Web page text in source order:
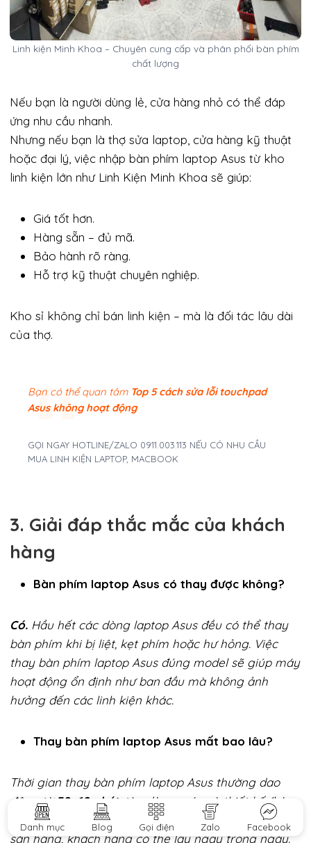
Linh kiện Minh Khoa – Chuyên cung cấp và phân phối bàn phím
chất lượng
Nếu bạn là người dùng lẻ, cửa hàng nhỏ có thể đáp
ứng nhu cầu nhanh.
Nhưng nếu bạn là thợ sửa laptop, cửa hàng kỹ thuật
hoặc đại lý, việc nhập bàn phím laptop Asus từ kho
linh kiện lớn như Linh Kiện Minh Khoa sẽ giúp:
Giá tốt hơn.
Hàng sẵn – đủ mã.
Bảo hành rõ ràng.
Hỗ trợ kỹ thuật chuyên nghiệp.
Kho sỉ không chỉ bán linh kiện – mà là đối tác lâu dài
của thợ.
Bạn có thể quan tâm Top 5 cách sửa lỗi touchpad
Asus không hoạt động
GỌI NGAY HOTLINE/ZALO 0911.003.113 NẾU CÓ NHU CẦU
MUA LINH KIỆN LAPTOP, MACBOOK
3. Giải đáp thắc mắc của khách
hàng
Bàn phím laptop Asus có thay được không?
Có. Hầu hết các dòng laptop Asus đều có thể thay
bàn phím khi bị liệt, kẹt phím hoặc hư hỏng. Việc
thay bàn phím laptop Asus đúng model sẽ giúp máy
hoạt động ổn định như ban đầu mà không ảnh
hưởng đến các linh kiện khác.
Thay bàn phím laptop Asus mất bao lâu?
Thời gian thay bàn phím laptop Asus thường dao
động từ 30–60 phút , tùy dòng máy và thiết kế (bàn
phím liền khung hay rời). Với các model phổ biến có
sẵn hàng, khách hàng có thể lấy ngay trong ngày.
Danh mục Blog Gọi điện Zalo Facebook